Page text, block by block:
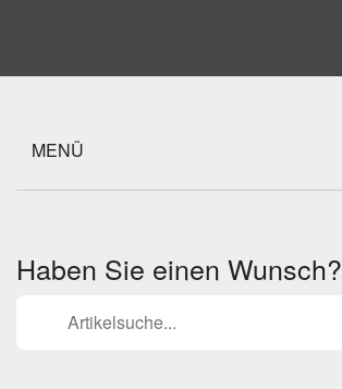
MENÜ
Haben Sie einen Wunsch?